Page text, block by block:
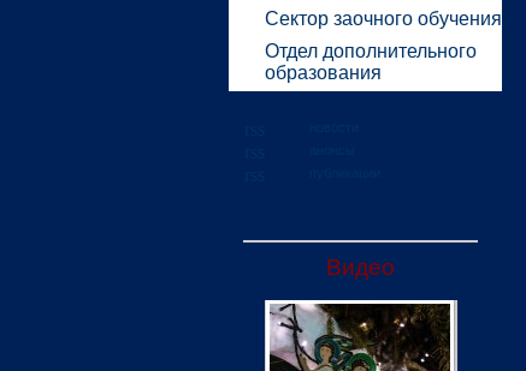
Сектор заочного обучения
Отдел дополнительного
образования
Видео